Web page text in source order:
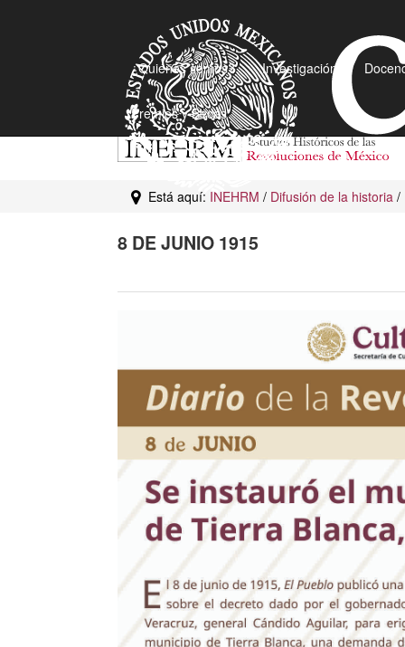
¿Quiénes somos? Investigación
Premios y Becas
Está aquí: INEHRM / Difusión de la historia /
8 DE JUNIO 1915